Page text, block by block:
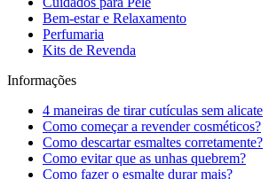
Bem-estar e Relaxamento
Perfumaria
Kits de Revenda
Informações
4 maneiras de tirar cutículas sem alicate
Como começar a revender cosméticos?
Como descartar esmaltes corretamente?
Como evitar que as unhas quebrem?
Como fazer o esmalte durar mais?